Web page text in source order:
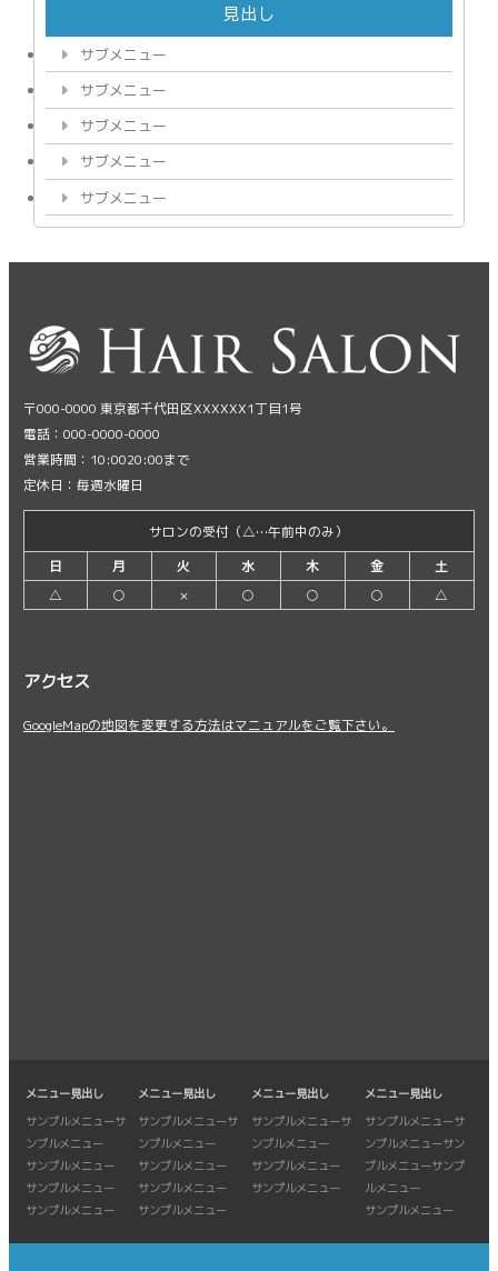
見出し
サブメニュー
サブメニュー
サブメニュー
サブメニュー
サブメニュー
〒000-0000 東京都千代田区XXXXXX1丁目1号
電話：000-0000-0000
営業時間：10:0020:00まで
定休日：毎週水曜日
サロンの受付（△…午前中のみ）
日
月 火 水 木 金
土
△
○ × ○ ○ ○ △
アクセス
GoogleMapの地図を変更する方法はマニュアルをご覧下さい。
メニュー見出し
サンプルメニューサ
ンプルメニュー
サンプルメニュー
サンプルメニュー
サンプルメニュー
メニュー見出し
サンプルメニューサ
ンプルメニュー
サンプルメニュー
サンプルメニュー
サンプルメニュー
メニュー見出し
サンプルメニューサ
ンプルメニュー
サンプルメニュー
サンプルメニュー
メニュー見出し
サンプルメニューサ
ンプルメニューサン
プルメニューサンプ
ルメニュー
サンプルメニュー